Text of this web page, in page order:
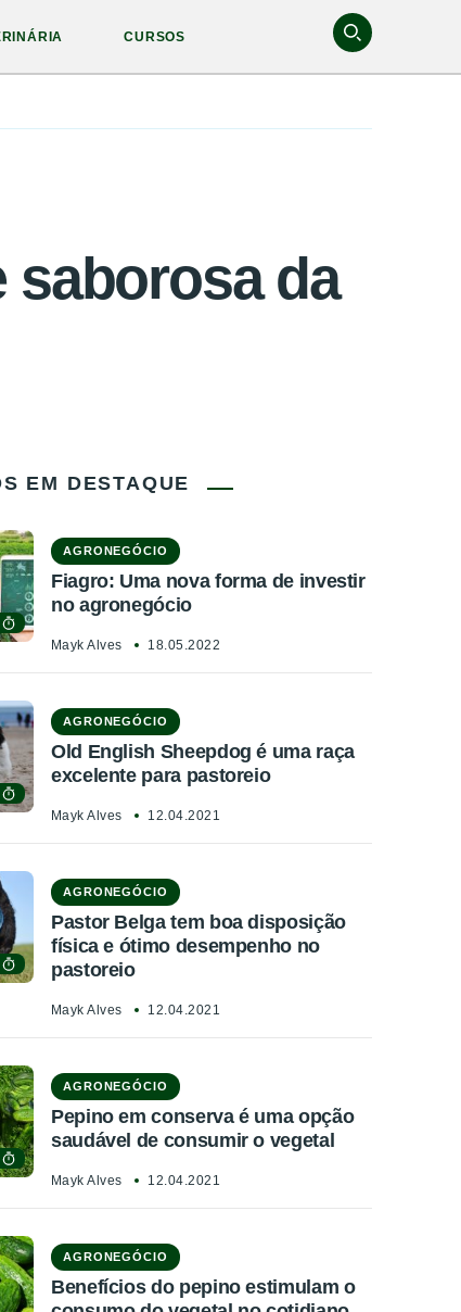
CURSOS
saborosa da
EM DESTAQUE
AGRONEGÓCIO
Fiagro: Uma nova forma de investir
no agronegócio
Mayk Alves 18.05.2022
AGRONEGÓCIO
Old English Sheepdog é uma raça
excelente para pastoreio
Mayk Alves 12.04.2021
AGRONEGÓCIO
Pastor Belga tem boa disposição
física e ótimo desempenho no
pastoreio
Mayk Alves 12.04.2021
AGRONEGÓCIO
Pepino em conserva é uma opção
saudável de consumir o vegetal
Mayk Alves 12.04.2021
AGRONEGÓCIO
Benefícios do pepino estimulam o